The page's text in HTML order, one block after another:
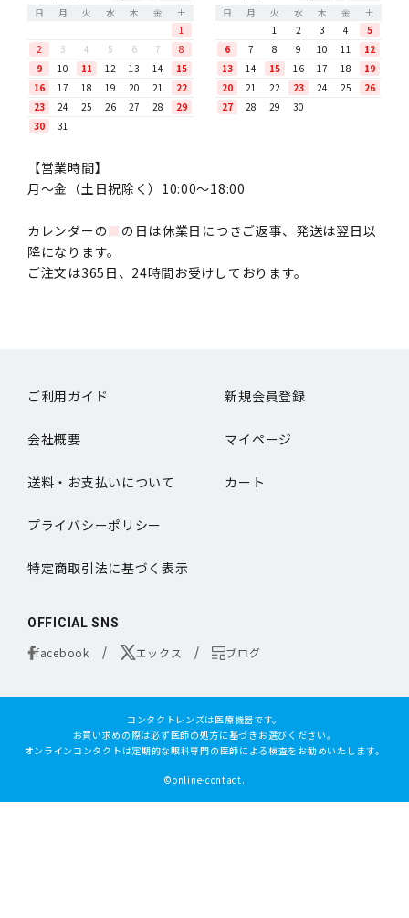
日
月 火 水 木 金
土
1
2
3 4 5 6 7
8
9
10 11 12 13 14
15
16
17 18 19 20 21
22
23
24 25 26 27 28
29
30
31
日
月 火 水 木 金
土
1
2 3 4
5
6
7 8 9 10 11
12
13
14 15 16 17 18
19
20
21 22 23 24 25
26
27
28 29 30
【営業時間】
月〜金（土日祝除く）10:00～18:00
カレンダーの■ の日は休業日につきご返事、発送は翌日以
降になります。
ご注文は365日、24時間お受けしております。
ご利用ガイド 新規会員登録
会社概要 マイページ
送料・お支払いについて カート
プライバシーポリシー
特定商取引法に基づく表示
OFFICIAL SNS
facebook エックス ブログ
コンタクトレンズは医療機器です。
お買い求めの際は必ず医師の処方に基づきお選びください。
オンラインコンタクトは定期的な眼科専門の医師による検査をお勧めいたします。
©online-contact.